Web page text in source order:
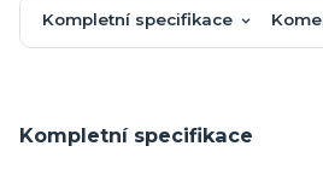
Kompletní specifikace
Kompletní specifikace